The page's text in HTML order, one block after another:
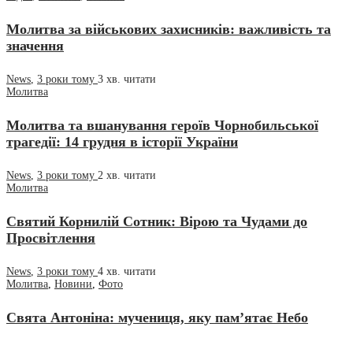
Молитва за військових захисників: важливість та
значення
News, 3 роки тому 3 хв. читати
Молитва
Молитва та вшанування героїв Чорнобильської
трагедії: 14 грудня в історії України
News, 3 роки тому 2 хв. читати
Молитва
Святий Корнилій Сотник: Вірою та Чудами до
Просвітлення
News 3 роки тому 4 хв. читати
Молитва Новини Фото
Свята Антоніна: мучениця, яку пам’ятає Небо